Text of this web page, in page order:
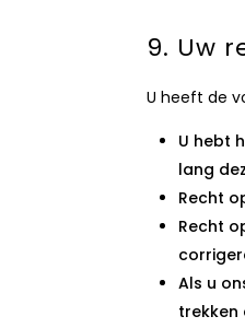
9. Uw
U heeft de
U hebt
lang
Recht
Recht
Als u
trekken